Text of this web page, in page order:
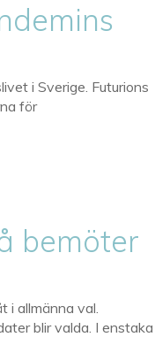
i Sverige. Futurions
för
bemöter
i allmänna val.
blir valda. I enstaka